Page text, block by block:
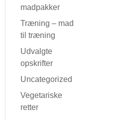
madpakker
Træning – mad
til træning
Udvalgte
opskrifter
Uncategorized
Vegetariske
retter